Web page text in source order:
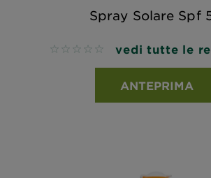
Spray Solare Spf
No reviews vedi tutte le
ANTEPRIMA